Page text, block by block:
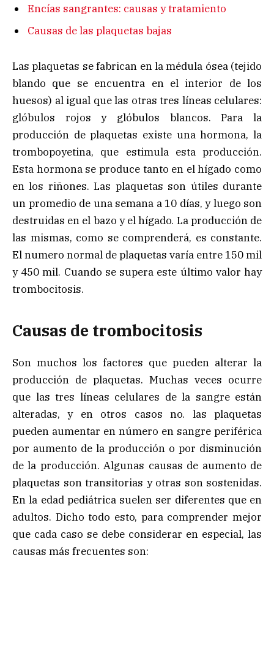
Encías sangrantes: causas y tratamiento
Causas de las plaquetas bajas
Las plaquetas se fabrican en la médula ósea (tejido
blando que se encuentra en el interior de los
huesos) al igual que las otras tres líneas celulares:
glóbulos rojos y glóbulos blancos. Para la
producción de plaquetas existe una hormona, la
trombopoyetina, que estimula esta producción.
Esta hormona se produce tanto en el hígado como
en los riñones. Las plaquetas son útiles durante
un promedio de una semana a 10 días, y luego son
destruidas en el bazo y el hígado. La producción de
las mismas, como se comprenderá, es constante.
El numero normal de plaquetas varía entre 150 mil
y 450 mil. Cuando se supera este último valor hay
trombocitosis.
Causas de trombocitosis
Son muchos los factores que pueden alterar la
producción de plaquetas. Muchas veces ocurre
que las tres líneas celulares de la sangre están
alteradas, y en otros casos no. las plaquetas
pueden aumentar en número en sangre periférica
por aumento de la producción o por disminución
de la producción. Algunas causas de aumento de
plaquetas son transitorias y otras son sostenidas.
En la edad pediátrica suelen ser diferentes que en
adultos. Dicho todo esto, para comprender mejor
que cada caso se debe considerar en especial, las
causas más frecuentes son: